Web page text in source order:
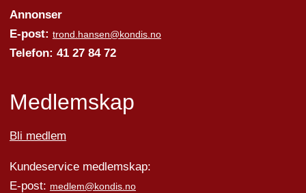
Annonser
E-post: trond.hansen@kondis.no
Telefon: 41 27 84 72
Medlemskap
Bli medlem
Kundeservice medlemskap:
E-post: medlem@kondis.no